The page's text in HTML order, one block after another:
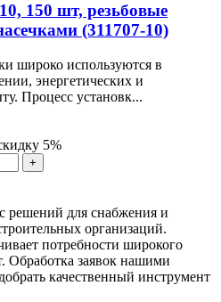
150 шт, резьбовые
(311707-10)
широко используются в
энергетических и
Процесс установк...
5%
+
решений для снабжения и
организаций.
потребности широкого
Обработка заявок нашими
качественный инструмент